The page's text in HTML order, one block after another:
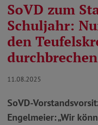
SoVD zum
Schuljahr:
den
durchbrechen
11.08.2025
SoVD-
Engelmeier: „Wir